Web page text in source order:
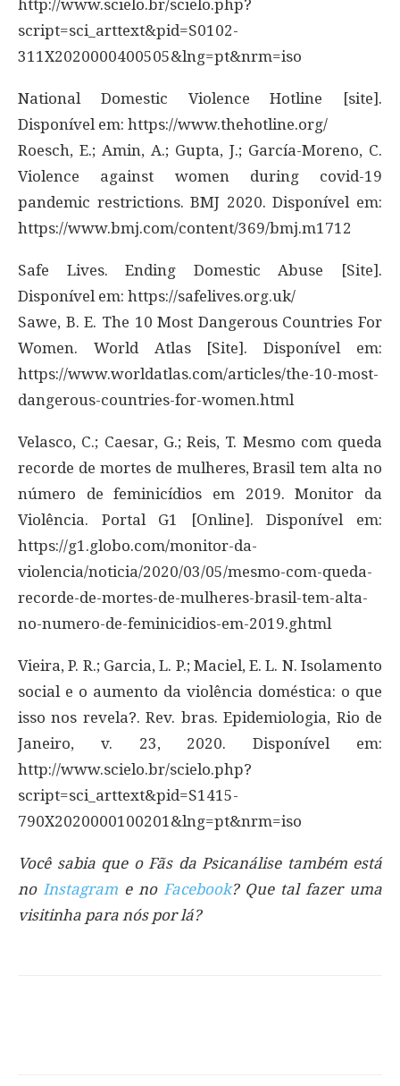
http://www.scielo.br/scielo.php?
script=sci_arttext&pid=S0102-
311X2020000400505&lng=pt&nrm=iso
National Domestic Violence Hotline [site].
Disponível em: https://www.thehotline.org/
Roesch, E.; Amin, A.; Gupta, J.; García-Moreno, C.
Violence against women during covid-19
pandemic restrictions. BMJ 2020. Disponível em:
https://www.bmj.com/content/369/bmj.m1712
Safe Lives. Ending Domestic Abuse [Site].
Disponível em: https://safelives.org.uk/
Sawe, B. E. The 10 Most Dangerous Countries For
Women. World Atlas [Site]. Disponível em:
https://www.worldatlas.com/articles/the-10-most-
dangerous-countries-for-women.html
Velasco, C.; Caesar, G.; Reis, T. Mesmo com queda
recorde de mortes de mulheres, Brasil tem alta no
número de feminicídios em 2019. Monitor da
Violência. Portal G1 [Online]. Disponível em:
https://g1.globo.com/monitor-da-
violencia/noticia/2020/03/05/mesmo-com-queda-
recorde-de-mortes-de-mulheres-brasil-tem-alta-
no-numero-de-feminicidios-em-2019.ghtml
Vieira, P. R.; Garcia, L. P.; Maciel, E. L. N. Isolamento
social e o aumento da violência doméstica: o que
isso nos revela?. Rev. bras. Epidemiologia, Rio de
Janeiro, v. 23, 2020. Disponível em:
http://www.scielo.br/scielo.php?
script=sci_arttext&pid=S1415-
790X2020000100201&lng=pt&nrm=iso
Você sabia que o Fãs da Psicanálise também está
no Instagrame no Facebook? Que tal fazer uma
visitinha para nós por lá?